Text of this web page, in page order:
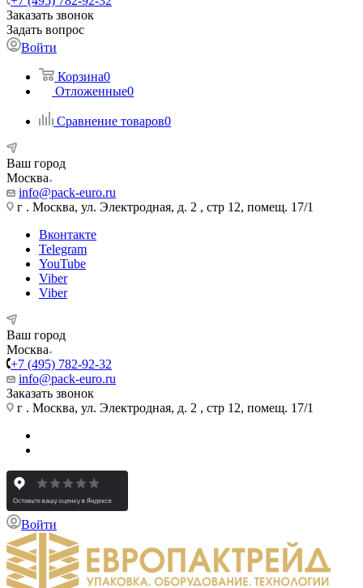
Заказать звонок
Задать вопрос
Войти
Корзина0
Отложенные0
Сравнение товаров0
Ваш город
Москва
info@pack-euro.ru
г . Москва, ул. Электродная, д. 2 , стр 12, помещ. 17/1
Вконтакте
Telegram
YouTube
Viber
Viber
Ваш город
Москва
+7 (495) 782-92-32
info@pack-euro.ru
Заказать звонок
г . Москва, ул. Электродная, д. 2 , стр 12, помещ. 17/1
Войти